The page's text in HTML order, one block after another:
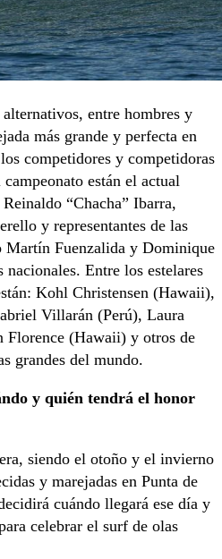
entre hombres y
más grande y perfecta en
competidores y competidoras
están el actual
“Chacha” Ibarra,
y representantes de las
Martín Fuenzalida y Dominique
Entre los estelares
Kohl Christensen (Hawaii),
Villarán (Perú), Laura
Florence (Hawaii) y otros de
grandes del mundo.
y quién tendrá el honor
siendo el otoño y el invierno
y marejadas en Punta de
cuándo llegará ese día y
celebrar el surf de olas